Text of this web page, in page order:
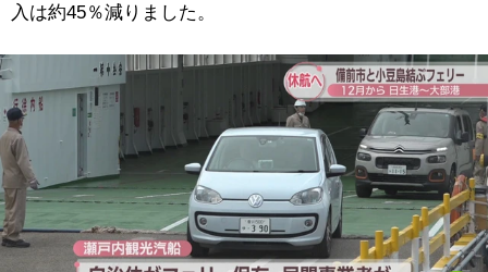
入は約45％減りました。